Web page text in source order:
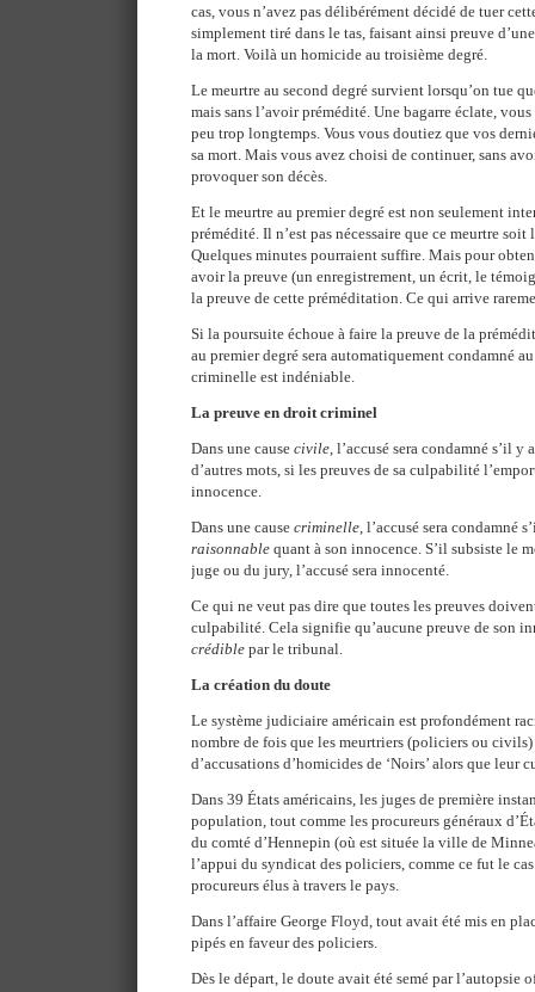
cas, vous n’avez pas délibérément décidé de tuer
simplement tiré dans le tas, faisant ainsi preuve
la mort. Voilà un homicide au troisième degré.
Le meurtre au second degré survient lorsqu’on tue
mais sans l’avoir prémédité. Une bagarre éclate,
peu trop longtemps. Vous vous doutiez que vos
sa mort. Mais vous avez choisi de continuer, sans
provoquer son décès.
Et le meurtre au premier degré est non seulement
prémédité. Il n’est pas nécessaire que ce meurtre
Quelques minutes pourraient suffire. Mais pour
avoir la preuve (un enregistrement, un écrit, le
la preuve de cette préméditation. Ce qui arrive
Si la poursuite échoue à faire la preuve de la
au premier degré sera automatiquement condamné
criminelle est indéniable.
La preuve en droit criminel
Dans une cause civile, l’accusé sera condamné s’il y
d’autres mots, si les preuves de sa culpabilité
innocence.
Dans une cause criminelle, l’accusé sera condamné
raisonnable quant à son innocence. S’il subsiste le
juge ou du jury, l’accusé sera innocenté.
Ce qui ne veut pas dire que toutes les preuves
culpabilité. Cela signifie qu’aucune preuve de son
crédible par le tribunal.
La création du doute
Le système judiciaire américain est profondément
nombre de fois que les meurtriers (policiers ou
d’accusations d’homicides de ‘Noirs’ alors que
Dans 39 États américains, les juges de première
population, tout comme les procureurs généraux
du comté d’Hennepin (où est située la ville de
l’appui du syndicat des policiers, comme ce fut le
procureurs élus à travers le pays.
Dans l’affaire George Floyd, tout avait été mis en
pipés en faveur des policiers.
Dès le départ, le doute avait été semé par l’autopsie